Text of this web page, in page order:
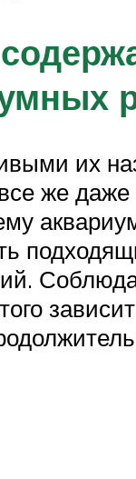
их
же даже